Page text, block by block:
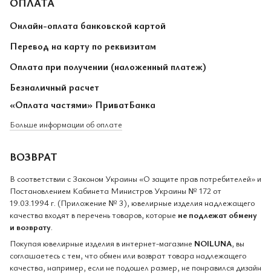
Онлайн-оплата банковской картой
Перевод на карту по реквизитам
Оплата при получении (наложенный платеж)
Безналичный расчет
«Оплата частями» ПриватБанка
Больше информации об оплате
ВОЗВРАТ
В соответствии с Законом Украины «О защите прав потребителей» и
Постановлением Кабинета Министров Украины № 172 от
19.03.1994 г. (Приложение № 3), ювелирные изделия надлежащего
качества входят в перечень товаров, которые не подлежат обмену
и возврату
Покупая ювелирные изделия в интернет-магазине NOILUNA, вы
соглашаетесь с тем, что обмен или возврат товара надлежащего
качества, например, если не подошел размер, не понравился дизайн